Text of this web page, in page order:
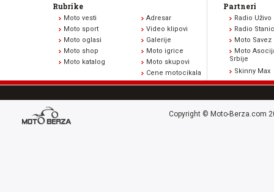
Rubrike
Moto vesti
Moto sport
Moto oglasi
Moto shop
Moto katalog
Adresar
Video klipovi
Galerije
Moto igrice
Moto skupovi
Cene motocikala
Partneri
Radio Uživo
Radio
Moto Savez
Moto
Srbije
Skinny Max
Copyright © Moto-Berza.com